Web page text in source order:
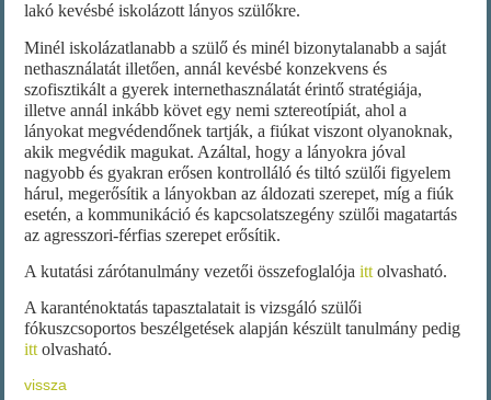
lakó kevésbé iskolázott lányos szülőkre.
Minél iskolázatlanabb a szülő és minél bizonytalanabb a saját
nethasználatát illetően, annál kevésbé konzekvens és
szofisztikált a gyerek internethasználatát érintő stratégiája,
illetve annál inkább követ egy nemi sztereotípiát, ahol a
lányokat megvédendőnek tartják, a fiúkat viszont olyanoknak,
akik megvédik magukat. Azáltal, hogy a lányokra jóval
nagyobb és gyakran erősen kontrolláló és tiltó szülői figyelem
hárul, megerősítik a lányokban az áldozati szerepet, míg a fiúk
esetén, a kommunikáció és kapcsolatszegény szülői magatartás
az agresszori-férfias szerepet erősítik.
A kutatási zárótanulmány vezetői összefoglalója itt olvasható.
A karanténoktatás tapasztalatait is vizsgáló szülői
fókuszcsoportos beszélgetések alapján készült tanulmány pedig
itt olvasható.
vissza